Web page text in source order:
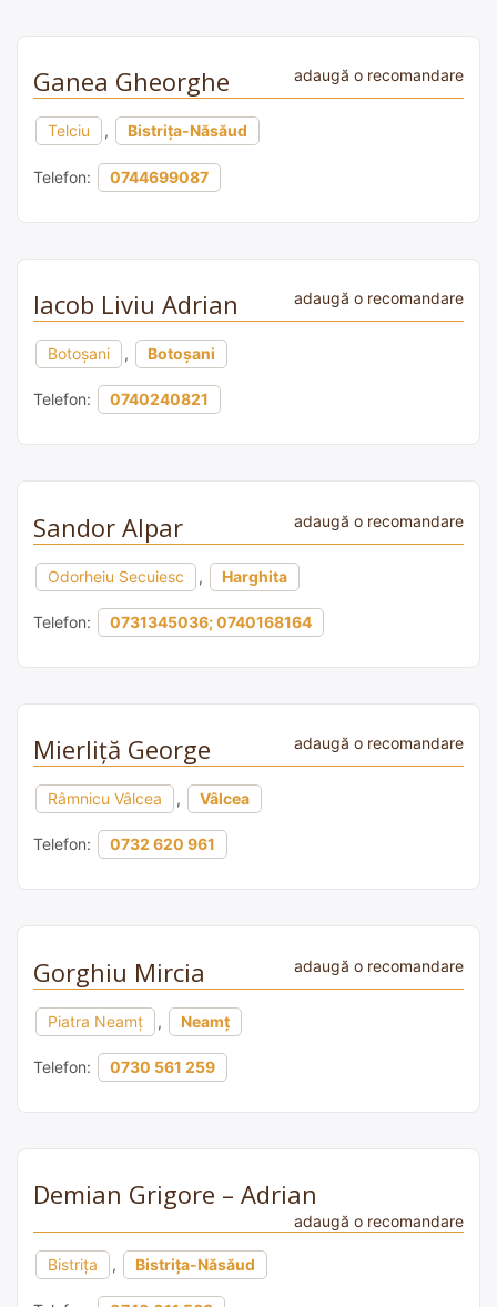
Ganea Gheorghe adaugă o recomandare
Telciu , Bistrița-Năsăud
Telefon: 0744699087
Iacob Liviu Adrian adaugă o recomandare
Botoșani , Botoșani
Telefon: 0740240821
Sandor Alpar adaugă o recomandare
Odorheiu Secuiesc , Harghita
Telefon: 0731345036; 0740168164
Mierliță George adaugă o recomandare
Râmnicu Vâlcea , Vâlcea
Telefon: 0732 620 961
Gorghiu Mircia adaugă o recomandare
Piatra Neamț , Neamț
Telefon: 0730 561 259
Demian Grigore – Adrian
adaugă o recomandare
Bistrița , Bistrița-Năsăud